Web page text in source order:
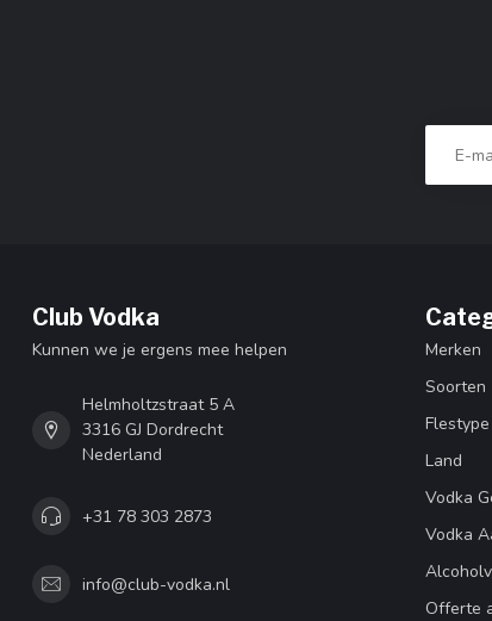
Club Vodka
Kunnen we je ergens mee helpen
Helmholtzstraat 5 A
3316 GJ Dordrecht
Nederland
+31 78 303 2873
info@club-vodka.nl
Merken
Soorten
Flestype
Land
Vodka
Vodka
Offerte